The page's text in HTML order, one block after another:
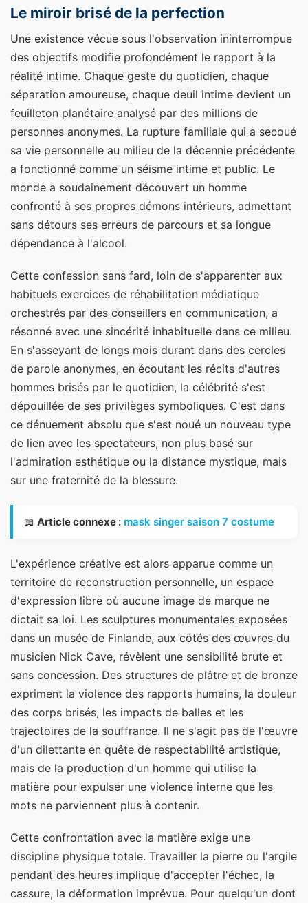
Le miroir brisé de la perfection
Une existence vécue sous l'observation ininterrompue
des objectifs modifie profondément le rapport à la
réalité intime. Chaque geste du quotidien, chaque
séparation amoureuse, chaque deuil intime devient un
feuilleton planétaire analysé par des millions de
personnes anonymes. La rupture familiale qui a secoué
sa vie personnelle au milieu de la décennie précédente
a fonctionné comme un séisme intime et public. Le
monde a soudainement découvert un homme
confronté à ses propres démons intérieurs, admettant
sans détours ses erreurs de parcours et sa longue
dépendance à l'alcool.
Cette confession sans fard, loin de s'apparenter aux
habituels exercices de réhabilitation médiatique
orchestrés par des conseillers en communication, a
résonné avec une sincérité inhabituelle dans ce milieu.
En s'asseyant de longs mois durant dans des cercles
de parole anonymes, en écoutant les récits d'autres
hommes brisés par le quotidien, la célébrité s'est
dépouillée de ses privilèges symboliques. C'est dans
ce dénuement absolu que s'est noué un nouveau type
de lien avec les spectateurs, non plus basé sur
l'admiration esthétique ou la distance mystique, mais
sur une fraternité de la blessure.
📖 Article connexe : mask singer saison 7 costume
L'expérience créative est alors apparue comme un
territoire de reconstruction personnelle, un espace
d'expression libre où aucune image de marque ne
dictait sa loi. Les sculptures monumentales exposées
dans un musée de Finlande, aux côtés des œuvres du
musicien Nick Cave, révèlent une sensibilité brute et
sans concession. Des structures de plâtre et de bronze
expriment la violence des rapports humains, la douleur
des corps brisés, les impacts de balles et les
trajectoires de la souffrance. Il ne s'agit pas de l'œuvre
d'un dilettante en quête de respectabilité artistique,
mais de la production d'un homme qui utilise la
matière pour expulser une violence interne que les
mots ne parviennent plus à contenir.
Cette confrontation avec la matière exige une
discipline physique totale. Travailler la pierre ou l'argile
pendant des heures implique d'accepter l'échec, la
cassure, la déformation imprévue. Pour quelqu'un dont